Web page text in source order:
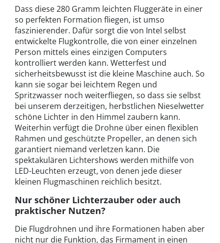
Dass diese 280 Gramm leichten Fluggeräte in einer
so perfekten Formation fliegen, ist umso
faszinierender. Dafür sorgt die von Intel selbst
entwickelte Flugkontrolle, die von einer einzelnen
Person mittels eines einzigen Computers
kontrolliert werden kann. Wetterfest und
sicherheitsbewusst ist die kleine Maschine auch. So
kann sie sogar bei leichtem Regen und
Spritzwasser noch weiterfliegen, so dass sie selbst
bei unserem derzeitigen, herbstlichen Nieselwetter
schöne Lichter in den Himmel zaubern kann.
Weiterhin verfügt die Drohne über einen flexiblen
Rahmen und geschützte Propeller, an denen sich
garantiert niemand verletzen kann. Die
spektakulären Lichtershows werden mithilfe von
LED-Leuchten erzeugt, von denen jede dieser
kleinen Flugmaschinen reichlich besitzt.
Nur schöner Lichterzauber oder auch
praktischer Nutzen?
Die Flugdrohnen und ihre Formationen haben aber
nicht nur die Funktion, das Firmament in einen